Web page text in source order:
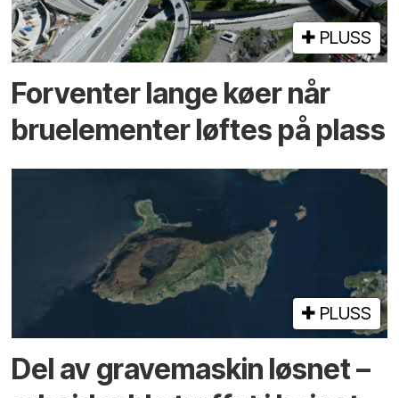
PLUSS
Forventer lange køer når
bru­elementer løftes på plass
PLUSS
Del av grave­maskin løsnet –